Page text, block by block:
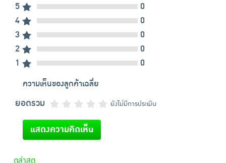
5
0
4
0
3
0
2
0
1
0
ความเห็นของลูกค้าเฉลี่ย
ยอดรวม ยังไม่มีการประเมิน
แสดงความคิดเห็น
ดูล่าสุด